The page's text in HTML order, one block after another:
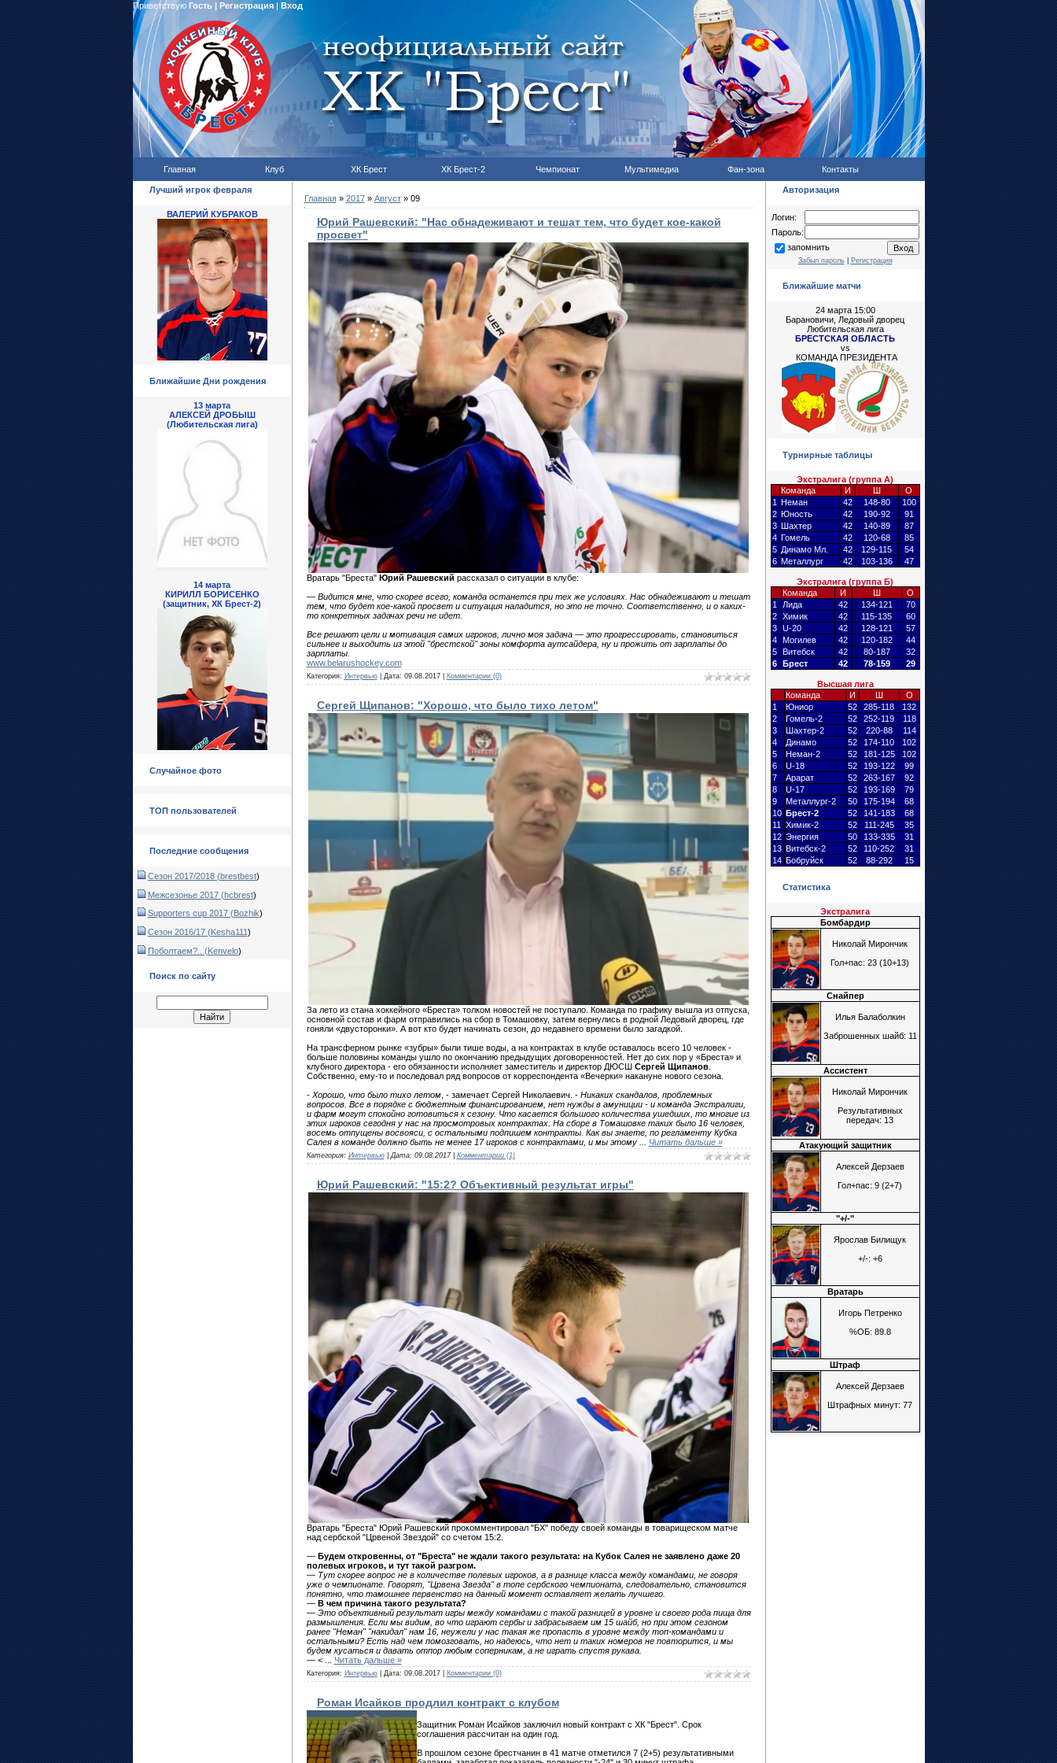
Приветствую Гость | Регистрация| Вход
Главная Клуб ХК Брест ХК Брест-2 Чемпионат Мультимедиа Фан-зона Контакты
Лучший игрок февраля
ВАЛЕРИЙ КУБРАКОВ
Ближайшие Дни рождения
13 марта
АЛЕКСЕЙ ДРОБЫШ
(Любительская лига)
14 марта
КИРИЛЛ БОРИСЕНКО
(защитник, ХК Брест-2)
Случайное фото
ТОП пользователей
Последние сообщения
Сезон 2017/2018 (brestbest)
Межсезонье 2017 (hcbrest)
Supporters cup 2017 (Bozhik)
Сезон 2016/17 (Kesha111)
Поболтаем?.. (Kenvelo)
Поиск по сайту
Главная» 2017 » Август » 09
Юрий Рашевский: "Нас обнадеживают и тешат тем, что будет кое-какой
просвет"
Вратарь "Бреста" Юрий Рашевский рассказал о ситуации в клубе:
—Видится мне, что скорее всего, команда останется при тех же условиях. Нас обнадеживают и тешат
тем, что будет кое-какой просвет и ситуация наладится, но это не точно. Соответственно, и о каких-
то конкретных задачах речи не идет.
Все решают цели и мотивация самих игроков, лично моя задача — это прогрессировать, становиться
сильнее и выходить из этой "брестской" зоны комфорта аутсайдера, ну и прожить от зарплаты до
зарплаты.
www.belarushockey.com
Категория: Интервью| Дата: 09.08.2017| Комментарии (0)
Сергей Щипанов: "Хорошо, что было тихо летом"
За лето из стана хоккейного «Бреста» толком новостей не поступало. Команда по графику вышла из отпуска,
основной состав и фарм отправились на сбор в Томашовку, затем вернулись в родной Ледовый дворец, где
гоняли «двусторонки». А вот кто будет начинать сезон, до недавнего времени было загадкой.
На трансферном рынке «зубры» были тише воды, а на контрактах в клубе оставалось всего 10 человек -
больше половины команды ушло по окончанию предыдущих договоренностей. Нет до сих пор у «Бреста» и
клубного директора - его обязанности исполняет заместитель и директор ДЮСШ Сергей Щипанов.
Собственно, ему-то и последовал ряд вопросов от корреспондента «Вечерки» накануне нового сезона.
- Хорошо, что было тихо летом, - замечает Сергей Николаевич. - Никаких скандалов, проблемных
вопросов. Все в порядке с бюджетным финансированием, нет нужды в амуниции - и команда Экстралиги,
и фарм могут спокойно готовиться к сезону. Что касается большого количества ушедших, то многие из
этих игроков сегодня у нас на просмотровых контрактах. На сборе в Томашовке таких было 16 человек,
восемь отпущены восвояси, с остальными подпишем контракты. Как вы знаете, по регламенту Кубка
Салея в команде должно быть не менее 17 игроков с контрактами, и мы этому
Читать дальше »
Категория: Интервью| Дата: 09.08.2017| Комментарии (1)
Юрий Рашевский: "15:2? Объективный результат игры"
Вратарь "Бреста" Юрий Рашевский прокомментировал "БХ" победу своей команды в товарищеском матче
над сербской "Црвеной Звездой" со счетом 15:2.
— Будем откровенны, от "Бреста" не ждали такого результата: на Кубок Салея не заявлено даже 20
полевых игроков, и тут такой разгром.
— Тут скорее вопрос не в количестве полевых игроков, а в разнице класса между командами, не говоря
уже о чемпионате. Говорят, "Црвена Звезда" в топе сербского чемпионата, следовательно, становится
понятно, что тамошнее первенство на данный момент оставляет желать лучшего.
— В чем причина такого результата?
— Это объективный результат игры между командами с такой разницей в уровне и своего рода пища для
размышления. Если мы видим, во что играют сербы и забрасываем им 15 шайб, но при этом сезоном
ранее "Неман" "накидал" нам 16, неужели у нас такая же пропасть в уровне между топ-командами и
остальными? Есть над чем помозговать, но надеюсь, что нет и таких номеров не повторится, и мы
будем кусаться и давать отпор любым соперникам, а не играть спустя рукава.
— <
Читать дальше »
Категория: Интервью| Дата: 09.08.2017| Комментарии (0)
Роман Исайков продлил контракт с клубом
Защитник Роман Исайков заключил новый контракт с ХК "Брест". Срок
соглашения рассчитан на один год.
В прошлом сезоне брестчанин в 41 матче отметился 7 (2+5) результативными
Авторизация
Логин:
Пароль:
запомнить
Забыл пароль| Регистрация
Ближайшие матчи
24 марта 15:00
Барановичи, Ледовый дворец
Любительская лига
БРЕСТСКАЯ ОБЛАСТЬ
vs
КОМАНДА ПРЕЗИДЕНТА
Турнирные таблицы
Экстралига (группа А)
Команда
И Ш
О
1 Неман 42 148-80
100
2 Юность 42 190-92
91
3 Шахтер 42 140-89
87
4 Гомель 42 120-68
85
5 Динамо Мл. 42 129-115
54
6 Металлург 42 103-136 47
Экстралига (группа Б)
Команда
И Ш
О
1
Лида 42 134-121
70
2
Химик 42 115-135
60
3
U-20 42 128-121
57
4
Могилев 42 120-182
44
5
Витебск 42 80-187
32
6
Брест 42 78-159 29
Высшая лига
Команда
И Ш
О
1
Юниор 52 285-118
132
2
Гомель-2 52 252-119
118
3
Шахтер-2 52 220-88
114
4
Динамо 52 174-110
102
5
Неман-2 52 181-125
102
6
U-18 52 193-122
99
7
Арарат 52 263-167
92
8
U-17 52 193-169
79
9
Металлург-2 50 175-194
68
10 Брест-2 52 141-183
68
11
Химик-2 52 111-245
35
12 Энергия 50 133-335
31
13 Витебск-2 52 110-252
31
14 Бобруйск 52 88-292 15
Статистика
Экстралига
Бомбардир
Николай Мирончик
Гол+пас: 23 (10+13)
Снайпер
Илья Балаболкин
Заброшенных шайб: 11
Ассистент
Николай Мирончик
Результативных
передач: 13
Атакующий защитник
Алексей Дерзаев
Гол+пас: 9 (2+7)
"+/-"
Ярослав Билищук
+/-: +6
Вратарь
Игорь Петренко
%ОБ: 89.8
Штраф
Алексей Дерзаев
Штрафных минут: 77